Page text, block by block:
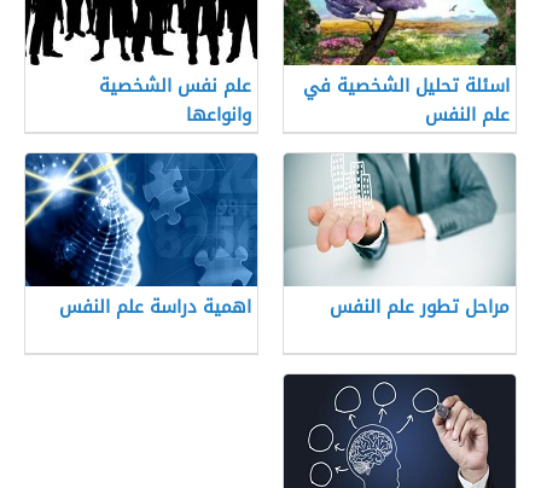
اسئلة تحليل الشخصية في
علم النفس
علم نفس الشخصية
وانواعها
مراحل تطور علم النفس اهمية دراسة علم النفس